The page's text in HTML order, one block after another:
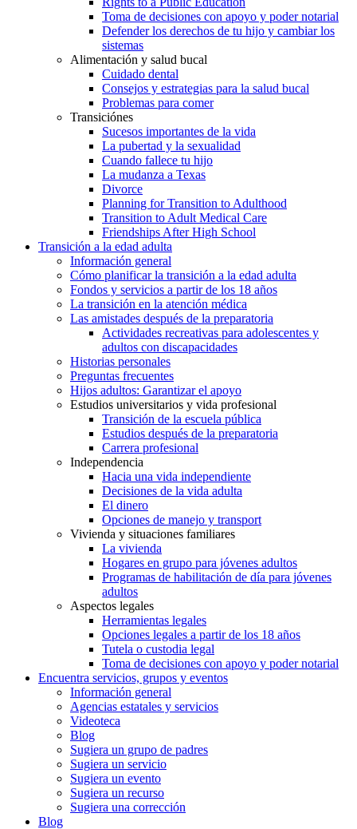
Toma de decisiones con apoyo y poder notarial
Defender los derechos de tu hijo y cambiar los
sistemas
Alimentación y salud bucal
Cuidado dental
Consejos y estrategias para la salud bucal
Problemas para comer
Transiciónes
Sucesos importantes de la vida
La pubertad y la sexualidad
Cuando fallece tu hijo
La mudanza a Texas
Divorce
Planning for Transition to Adulthood
Transition to Adult Medical Care
Friendships After High School
Transición a la edad adulta
Información general
Cómo planificar la transición a la edad adulta
Fondos y servicios a partir de los 18 años
La transición en la atención médica
Las amistades después de la preparatoria
Actividades recreativas para adolescentes y
adultos con discapacidades
Historias personales
Preguntas frecuentes
Hijos adultos: Garantizar el apoyo
Estudios universitarios y vida profesional
Transición de la escuela pública
Estudios después de la preparatoria
Carrera profesional
Independencia
Hacia una vida independiente
Decisiones de la vida adulta
El dinero
Opciones de manejo y transport
Vivienda y situaciones familiares
La vivienda
Hogares en grupo para jóvenes adultos
Programas de habilitación de día para jóvenes
adultos
Aspectos legales
Herramientas legales
Opciones legales a partir de los 18 años
Tutela o custodia legal
Toma de decisiones con apoyo y poder notarial
Encuentra servicios, grupos y eventos
Información general
Agencias estatales y servicios
Videoteca
Blog
Sugiera un grupo de padres
Sugiera un servicio
Sugiera un evento
Sugiera un recurso
Sugiera una corrección
Blog